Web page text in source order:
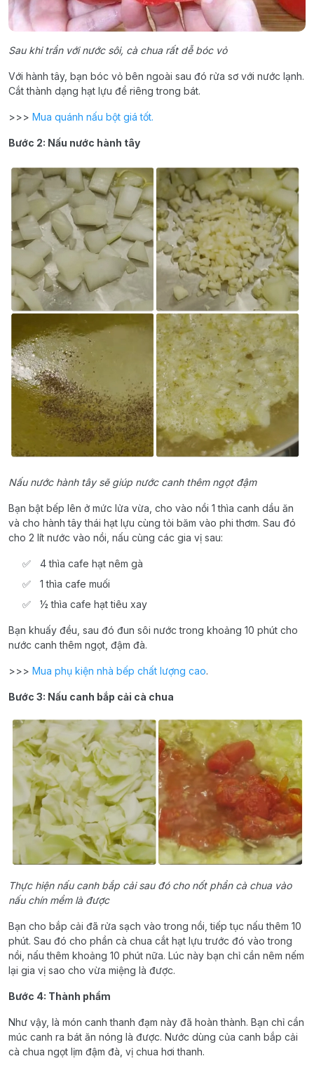
Sau khi trần với nước sôi, cà chua rất dễ bóc vỏ
Với hành tây, bạn bóc vỏ bên ngoài sau đó rửa sơ với nước lạnh.
Cắt thành dạng hạt lựu để riêng trong bát.
>>> Mua quánh nấu bột giá tốt.
Bước 2: Nấu nước hành tây
Nấu nước hành tây sẽ giúp nước canh thêm ngọt đậm
Bạn bật bếp lên ở mức lửa vừa, cho vào nồi 1 thìa canh dầu ăn
và cho hành tây thái hạt lựu cùng tỏi băm vào phi thơm. Sau đó
cho 2 lít nước vào nồi, nấu cùng các gia vị sau:
4 thìa cafe hạt nêm gà
1 thìa cafe muối
½ thìa cafe hạt tiêu xay
Bạn khuấy đều, sau đó đun sôi nước trong khoảng 10 phút cho
nước canh thêm ngọt, đậm đà.
>>> Mua phụ kiện nhà bếp chất lượng cao.
Bước 3: Nấu canh bắp cải cà chua
Thực hiện nấu canh bắp cải sau đó cho nốt phần cà chua vào
nấu chín mềm là được
Bạn cho bắp cải đã rửa sạch vào trong nồi, tiếp tục nấu thêm 10
phút. Sau đó cho phần cà chua cắt hạt lựu trước đó vào trong
nồi, nấu thêm khoảng 10 phút nữa. Lúc này bạn chỉ cần nêm nếm
lại gia vị sao cho vừa miệng là được.
Bước 4: Thành phẩm
Như vậy, là món canh thanh đạm này đã hoàn thành. Bạn chỉ cần
múc canh ra bát ăn nóng là được. Nước dùng của canh bắp cải
cà chua ngọt lịm đậm đà, vị chua hơi thanh.